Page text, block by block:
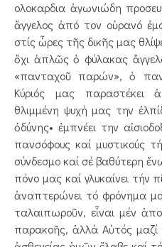
ολοκαρδια ἀγωνιώδη
ἄγγελος ἀπό τον οὐρανό
στίς ὧρες τῆς δικῆς μας
ὄχι ἁπλῶς ὁ φύλακας
«πανταχοῦ παρών», ὁ
Κύριός μας παραστέκει
θλιμμένη ψυχή μας την
ὀδύνης• ἐμπνέει την
πανσόφους καί μυστικούς
σύνδεσμο καί σέ βαθύτερη
πόνο μας καί γλυκαίνει τήν
ἀναπτερώνει τό φρόνημα
ταλαιπωροῦν, εἶναι μέν
παρακοῆς, ἀλλά Αὐτός μαζί